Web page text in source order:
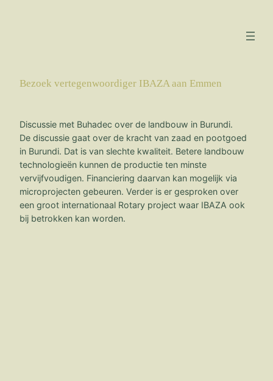
Bezoek vertegenwoordiger IBAZA aan Emmen
Discussie met Buhadec over de landbouw in Burundi.
De discussie gaat over de kracht van zaad en pootgoed
in Burundi. Dat is van slechte kwaliteit. Betere landbouw
technologieën kunnen de productie ten minste
vervijfvoudigen. Financiering daarvan kan mogelijk via
microprojecten gebeuren. Verder is er gesproken over
een groot internationaal Rotary project waar IBAZA ook
bij betrokken kan worden.